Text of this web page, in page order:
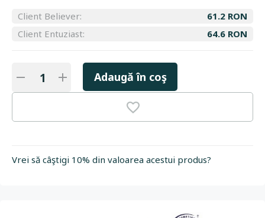
Client Believer:
61.2 RON
Client Entuziast:
64.6 RON
Adaugă în coş
Vrei să câştigi 10% din valoarea acestui produs?